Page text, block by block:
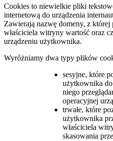
Cookies to niewielkie pliki
internetową do urządzenia
Zawierają nazwę domeny, z której
właściciela witryny wartość oraz
urządzeniu użytkownika.
Wyróżniamy dwa typy plików
sesyjne, które
użytkownika
niego
operacyjnej
trwałe, które
użytkownika
właściciela
skasowania